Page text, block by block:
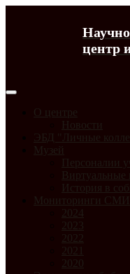
центр
О центре
Новости
ЭБД "Личные
Музей
Персоналии
Виртуальные
История в
Мониторинги СМИ
2024
2023
2022
2021
2020